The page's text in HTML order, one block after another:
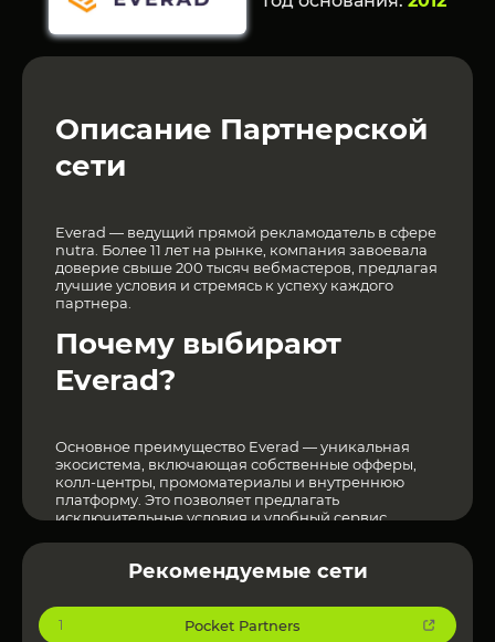
Описание Партнерской
сети
Everad — ведущий прямой рекламодатель в сфере
nutra. Более 11 лет на рынке, компания завоевала
доверие свыше 200 тысяч вебмастеров, предлагая
лучшие условия и стремясь к успеху каждого
партнера.
Почему выбирают
Everad?
Основное преимущество Everad — уникальная
экосистема, включающая собственные офферы,
колл-центры, промоматериалы и внутреннюю
платформу. Это позволяет предлагать
исключительные условия и удобный сервис.
Почему это выгодно?
Рекомендуемые сети
1 Pocket Partners